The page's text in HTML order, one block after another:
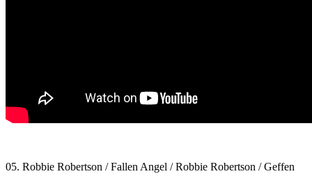
05. Robbie Robertson / Fallen Angel / Robbie Robertson / Geffen